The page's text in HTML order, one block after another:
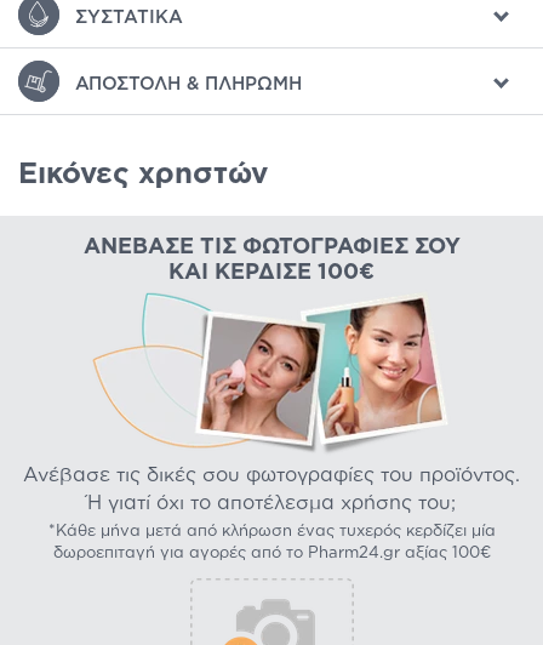
ΣΥΣΤΑΤΙΚΆ
ΑΠΟΣΤΟΛΉ & ΠΛΗΡΩΜΉ
Εικόνες χρηστών
ΑΝΈΒΑΣΕ ΤΙΣ ΦΩΤΟΓΡΑΦΊΕΣ ΣΟΥ
ΚΑΙ ΚΈΡΔΙΣΕ 100€
Ανέβασε τις δικές σου φωτογραφίες του προϊόντος.
Ή γιατί όχι το αποτέλεσμα χρήσης του;
*Κάθε μήνα μετά από κλήρωση ένας τυχερός κερδίζει μία
δωροεπιταγή για αγορές από το Pharm24.gr αξίας 100€